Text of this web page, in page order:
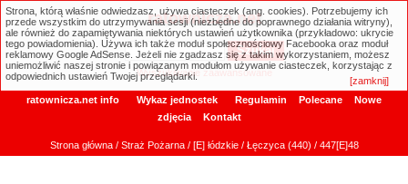
ratownicza.net
Wyszukiwanie zaawansowane
ratownicza.net info Wykaz jednostek Regulamin Polecane
Nowe
zdjęcia
Kontakt
Strona główna/ Straż Pożarna/ [E] łódzkie/ Łęczyca (440) / 447[E]48
Strona, którą właśnie odwiedzasz, używa ciasteczek (ang. cookies). Potrzebujemy ich
przede wszystkim do utrzymywania sesji (niezbędne do poprawnego działania witryny),
ale również do zapamiętywania niektórych ustawień użytkownika (przykładowo: ukrycie
tego powiadomienia). Używa ich także moduł społecznościowy Facebooka oraz moduł
reklamowy Google AdSense. Jeżeli nie zgadzasz się z takim wykorzystaniem, możesz
uniemożliwić naszej stronie i powiązanym modułom używanie ciasteczek, korzystając z
odpowiednich ustawień Twojej przeglądarki.
[zamknij]